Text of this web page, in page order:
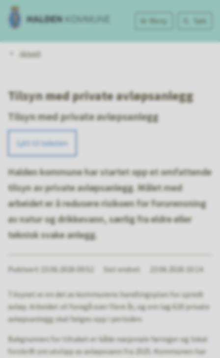
Halden
kommune
Meny Søk
Aktuelt
Tilsyn med private avløpsanlegg
Tilsyn med private avløpsanlegg
Lytt til teksten
Halden kommune har startet opp et omfattende
tilsyn av private avløpsanlegg. Målet med
arbeidet er å redusere risikoen for forurensning
av natur og drikkevann, særlig fra eldre eller
teknisk svake anlegg.
Publisert 23.06.2026 09:52 Sist endret 23.06.2026 10:14
Tilsynet er en del av kommunens handlingsplan for spredt
avløp. Arbeidet vil foregå over flere år, og om lag 620 private
avløpsanlegg skal følges opp i perioden.
Bakgrunnen for tiltaket er både nasjonale føringer og lokal
forskrift om utslipp av avløpsvann fra 2025. Kommunen har